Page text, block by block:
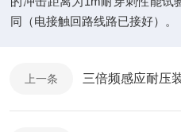
同（电接触回路线路已接好）。
上一条 三倍频感应耐压